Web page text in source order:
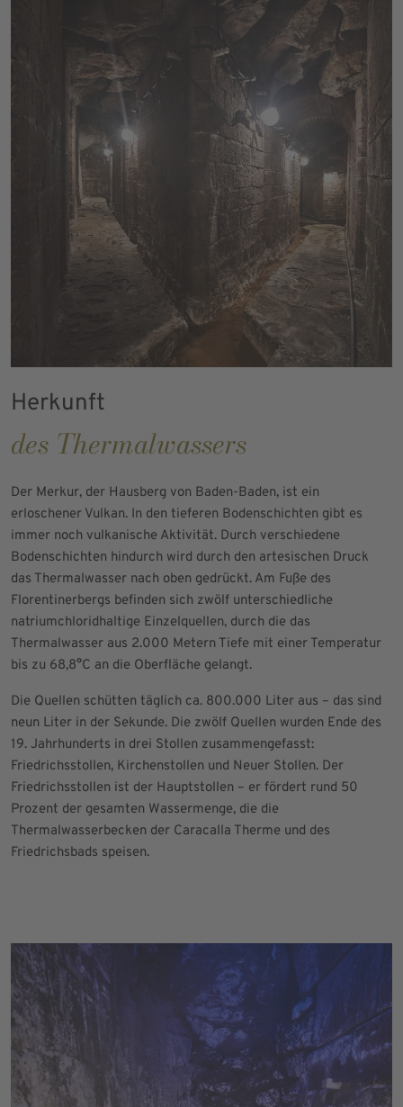
Herkunft
des Thermalwassers
Der Merkur, der Hausberg von Baden-Baden, ist ein
erloschener Vulkan. In den tieferen Bodenschichten gibt es
immer noch vulkanische Aktivität. Durch verschiedene
Bodenschichten hindurch wird durch den artesischen Druck
das Thermalwasser nach oben gedrückt. Am Fuße des
Florentinerbergs befinden sich zwölf unterschiedliche
natriumchloridhaltige Einzelquellen, durch die das
Thermalwasser aus 2.000 Metern Tiefe mit einer Temperatur
bis zu 68,8°C an die Oberfläche gelangt.
Die Quellen schütten täglich ca. 800.000 Liter aus – das sind
neun Liter in der Sekunde. Die zwölf Quellen wurden Ende des
19. Jahrhunderts in drei Stollen zusammengefasst:
Friedrichsstollen, Kirchenstollen und Neuer Stollen. Der
Friedrichsstollen ist der Hauptstollen – er fördert rund 50
Prozent der gesamten Wassermenge, die die
Thermalwasserbecken der Caracalla Therme und des
Friedrichsbads speisen.